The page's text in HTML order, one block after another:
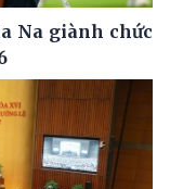
Na giành chức